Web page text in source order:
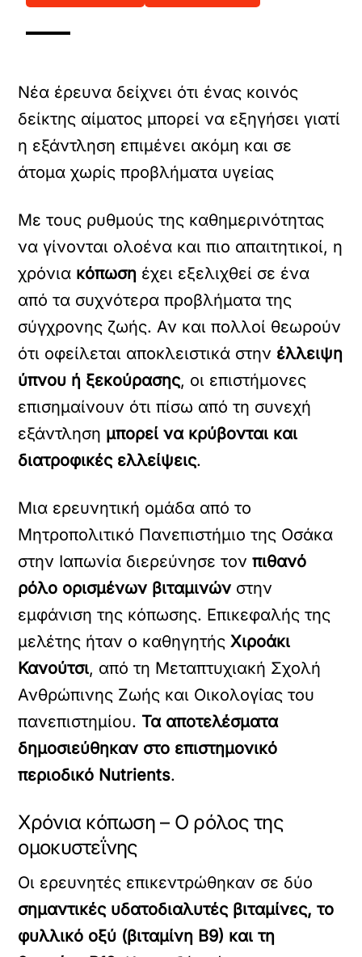
Νέα έρευνα δείχνει ότι ένας κοινός
δείκτης αίματος μπορεί να εξηγήσει γιατί
η εξάντληση επιμένει ακόμη και σε
άτομα χωρίς προβλήματα υγείας
Με τους ρυθμούς της καθημερινότητας
να γίνονται ολοένα και πιο απαιτητικοί, η
χρόνια κόπωση έχει εξελιχθεί σε ένα
από τα συχνότερα προβλήματα της
σύγχρονης ζωής. Αν και πολλοί θεωρούν
ότι οφείλεται αποκλειστικά στην έλλειψη
ύπνου ή ξεκούρασης, οι επιστήμονες
επισημαίνουν ότι πίσω από τη συνεχή
εξάντληση μπορεί να κρύβονται και
διατροφικές ελλείψεις.
Μια ερευνητική ομάδα από το
Μητροπολιτικό Πανεπιστήμιο της Οσάκα
στην Ιαπωνία διερεύνησε τονπιθανό
ρόλο ορισμένων βιταμινών στην
εμφάνιση της κόπωσης. Επικεφαλής της
μελέτης ήταν ο καθηγητήςΧιροάκι
Κανούτσι, από τη Μεταπτυχιακή Σχολή
Ανθρώπινης Ζωής και Οικολογίας του
πανεπιστημίου. Τα αποτελέσματα
δημοσιεύθηκαν στο επιστημονικό
περιοδικό Nutrients.
Χρόνια κόπωση – Ο ρόλος της
ομοκυστεΐνης
Οι ερευνητές επικεντρώθηκαν σε δύο
σημαντικές υδατοδιαλυτές βιταμίνες, το
φυλλικό οξύ (βιταμίνη Β9) και τη